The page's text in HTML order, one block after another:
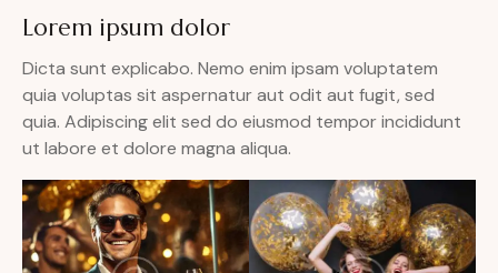
Lorem ipsum dolor
Dicta sunt explicabo. Nemo enim ipsam voluptatem
quia voluptas sit aspernatur aut odit aut fugit, sed
quia. Adipiscing elit sed do eiusmod tempor incididunt
ut labore et dolore magna aliqua.